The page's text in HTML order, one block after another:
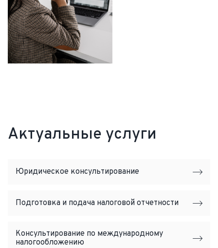
Актуальные услуги
Юридическое консультирование
Подготовка и подача налоговой отчетности
Консультирование по международному
налогообложению